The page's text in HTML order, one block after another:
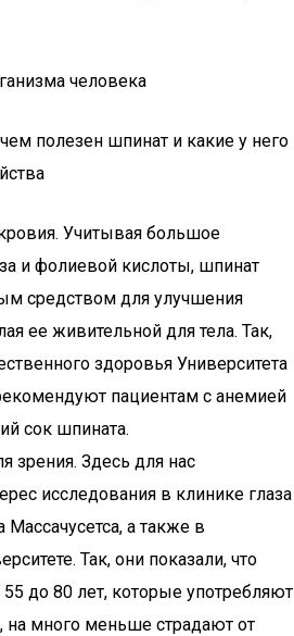
человека
полезен шпинат и какие у него
Учитывая большое
и фолиевой кислоты, шпинат
средством для улучшения
ее живительной для тела. Так,
здоровья Университета
пациентам с анемией
сок шпината.
зрения. Здесь для нас
исследования в клинике глаза
Массачусетса, а также в
Так, они показали, что
до 80 лет, которые употребляют
на много меньше страдают от